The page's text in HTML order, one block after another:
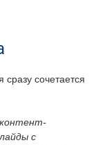
сразу сочетается
с